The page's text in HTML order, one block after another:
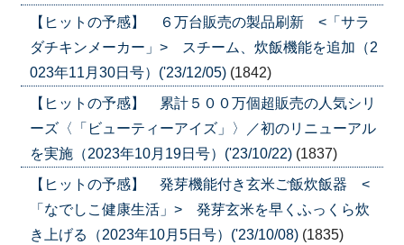
【ヒットの予感】 ６万台販売の製品刷新 <「サラ
ダチキンメーカー」> スチーム、炊飯機能を追加（2
023年11月30日号）('23/12/05) (1842)
【ヒットの予感】 累計５００万個超販売の人気シリ
ーズ〈「ビューティーアイズ」〉／初のリニューアル
を実施（2023年10月19日号）('23/10/22) (1837)
【ヒットの予感】 発芽機能付き玄米ご飯炊飯器 <
「なでしこ健康生活」> 発芽玄米を早くふっくら炊
き上げる（2023年10月5日号）('23/10/08) (1835)